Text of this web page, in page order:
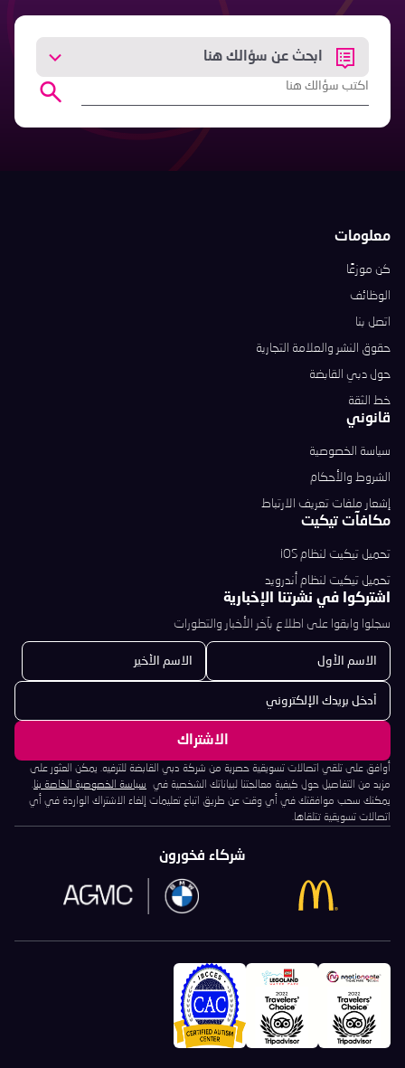
ابحث عن سؤالك هنا
اشتركوا في نشرتنا الإخبارية
سجلوا وابقوا على اطلاع بآخر الأخبار والتطورات
أوافق على تلقي اتصالات تسويقية حصرية من شركة دبي القابضة للترفيه. يمكن العثور على
مزيد من التفاصيل حول كيفية معالجتنا لبياناتك الشخصية في
سياسة الخصوصية الخاصة بنا.
يمكنك سحب موافقتك في أي وقت عن طريق اتباع تعليمات إلغاء الاشتراك الواردة في أي
اتصالات تسويقية تتلقاها.
معلومات
كن موزعًا
الوظائف
اتصل بنا
حقوق النشر والعلامة التجارية
حول دبي القابضة
خط الثقة
قانوني
سياسة الخصوصية
الشروط والأحكام
إشعار ملفات تعريف الارتباط
مكافآت تيكيت
تحميل تيكيت لنظام iOS
تحميل تيكيت لنظام أندرويد
شركاء فخورون